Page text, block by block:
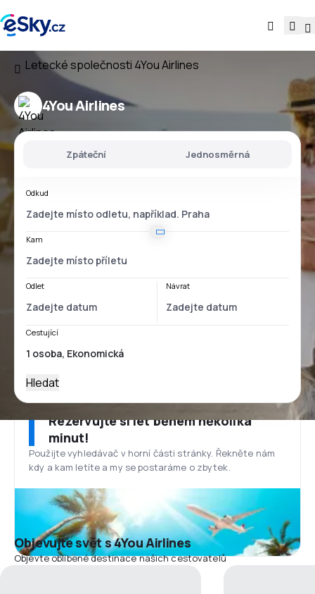
Letecké společnosti 4You Airlines
4You Airlines
Zpáteční Jednosměrná
Odkud
Kam
Odlet Návrat
Cestující
Hledat
Rezervujte si let během několika
minut!
Použijte vyhledávač v horní části stránky. Řekněte nám
kdy a kam letíte a my se postaráme o zbytek.
Objevujte svět s 4You Airlines
Objevte oblíbené destinace našich cestovatelů